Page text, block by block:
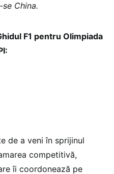
China.
F1 pentru Olimpiada
de a veni în sprijinul
competitivă,
îi coordonează pe